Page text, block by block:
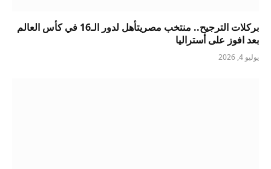
بركلات الترجيح.. منتخب مصريتأهل لدور الـ16 في كأس العالم
بعد افوز على أستراليا
يوليو 4, 2026